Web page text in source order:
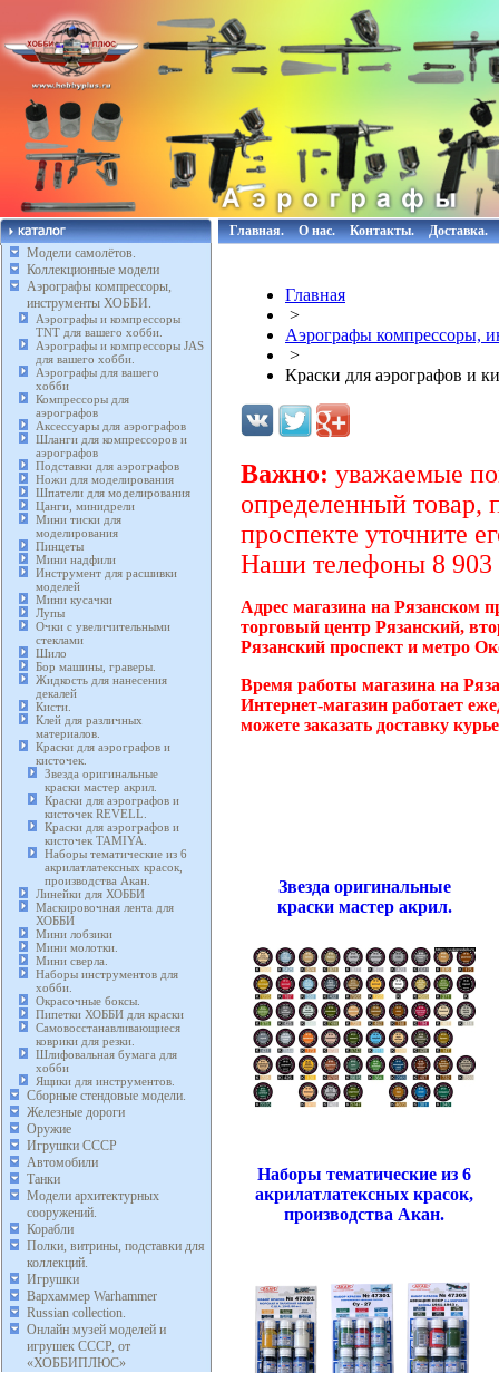
Модели самолётов.
Коллекционные модели
Аэрографы компрессоры,
инструменты ХОББИ.
Аэрографы и компрессоры
TNT для вашего хобби.
Аэрографы и компрессоры JAS
для вашего хобби.
Аэрографы для вашего
хобби
Компрессоры для
аэрографов
Аксессуары для аэрографов
Шланги для компрессоров и
аэрографов
Подставки для аэрографов
Ножи для моделирования
Шпатели для моделирования
Цанги, минидрели
Мини тиски для
моделирования
Пинцеты
Мини надфили
Инструмент для расшивки
моделей
Мини кусачки
Лупы
Очки с увеличительными
стеклами
Шило
Бор машины, граверы.
Жидкость для нанесения
декалей
Кисти.
Клей для различных
материалов.
Краски для аэрографов и
кисточек.
Звезда оригинальные
краски мастер акрил.
Краски для аэрографов и
кисточек REVELL.
Краски для аэрографов и
кисточек TAMIYA.
Наборы тематические из 6
акрилатлатексных красок,
производства Акан.
Линейки для ХОББИ
Маскировочная лента для
ХОББИ
Мини лобзики
Мини молотки.
Мини сверла.
Наборы инструментов для
хобби.
Окрасочные боксы.
Пипетки ХОББИ для краски
Самовосстанавливающиеся
коврики для резки.
Шлифовальная бумага для
хобби
Ящики для инструментов.
Сборные стендовые модели.
Железные дороги
Оружие
Игрушки СССР
Автомобили
Танки
Модели архитектурных
сооружений.
Корабли
Полки, витрины, подставки для
коллекций.
Игрушки
Вархаммер Warhammer
Russian collection.
Онлайн музей моделей и
игрушек СССР, от
«ХОББИПЛЮС»
Главная. О нас. Контакты. Доставка.
Главная
>
Аэрографы компрессоры,
>
Краски для аэрографов и
Важно: уважаемые
определенный товар,
проспекте уточните
Наши телефоны 8 903
Адрес магазина на Рязанском
торговый центр Рязанский,
Рязанский проспект и метро
Время работы магазина на
Интернет-магазин работает
можете заказать доставку
Звезда оригинальные
краски мастер акрил.
Наборы тематические из 6
акрилатлатексных красок,
производства Акан.